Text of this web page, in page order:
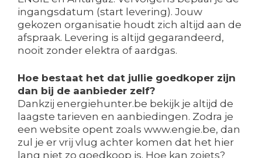
ingangsdatum (start levering). Jouw
gekozen organisatie houdt zich altijd aan de
afspraak. Levering is altijd gegarandeerd,
nooit zonder elektra of aardgas.
Hoe bestaat het dat jullie goedkoper zijn
dan bij de aanbieder zelf?
Dankzij energiehunter.be bekijk je altijd de
laagste tarieven en aanbiedingen. Zodra je
een website opent zoals www.engie.be, dan
zul je er vrij vlug achter komen dat het hier
lang niet zo goedkoop is. Hoe kan zoiets?